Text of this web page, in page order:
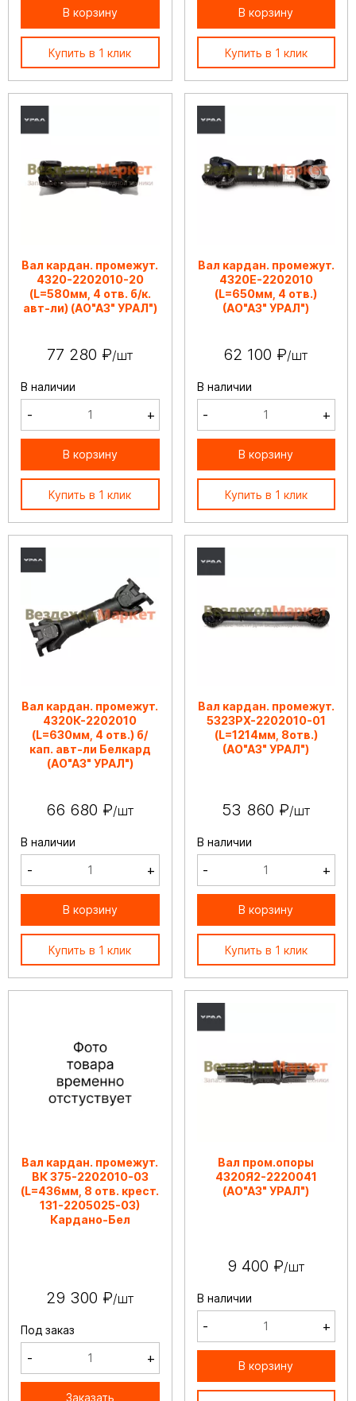
В корзину
Купить в 1 клик
В корзину
Купить в 1 клик
Вал кардан. промежут.
4320-2202010-20
(L=580мм, 4 отв. б/к.
авт-ли) (АО"АЗ" УРАЛ")
77 280 ₽/шт
В наличии
- +
В корзину
Купить в 1 клик
Вал кардан. промежут.
4320Е-2202010
(L=650мм, 4 отв.)
(АО"АЗ" УРАЛ")
62 100 ₽/шт
В наличии
- +
В корзину
Купить в 1 клик
Вал кардан. промежут.
4320К-2202010
(L=630мм, 4 отв.) б/
кап. авт-ли Белкард
(АО"АЗ" УРАЛ")
66 680 ₽/шт
В наличии
- +
В корзину
Купить в 1 клик
Вал кардан. промежут.
5323РХ-2202010-01
(L=1214мм, 8отв.)
(АО"АЗ" УРАЛ")
53 860 ₽/шт
В наличии
- +
В корзину
Купить в 1 клик
Вал кардан. промежут.
ВК 375-2202010-03
(L=436мм, 8 отв. крест.
131-2205025-03)
Кардано-Бел
29 300 ₽/шт
Под заказ
- +
Заказать
Вал пром.опоры
4320Я2-2220041
(АО"АЗ" УРАЛ")
9 400 ₽/шт
В наличии
- +
В корзину